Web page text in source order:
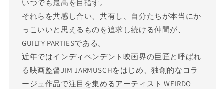
いつでも最高を目指す。
それらを共感し合い、共有し、自分たちが本当にか
っこいいと思えるものを追求し続ける仲間が、
GUILTY PARTIESである。
近年ではインディペンデント映画界の巨匠と呼ばれ
る映画監督JIM JARMUSCHをはじめ、独創的なコラ
ージュ作品で注目を集めるアーティスト WEIRDO